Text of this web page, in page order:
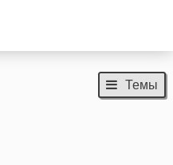
Темы